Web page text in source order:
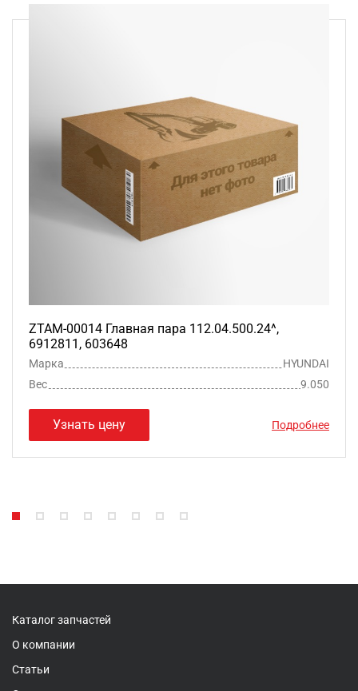
ZTAM-00014 Главная пара 112.04.500.24^,
6912811, 603648
Марка
HYUNDAI
Вес
9.050
Узнать цену Подробнее
Каталог запчастей
О компании
Статьи